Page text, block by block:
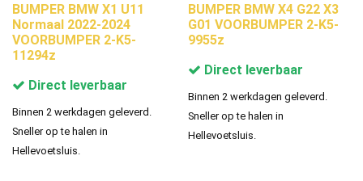
BUMPER BMW X1 U11
Normaal 2022-2024
VOORBUMPER 2-K5-
11294z
Direct leverbaar
Binnen 2 werkdagen geleverd.
Sneller op te halen in
Hellevoetsluis.
BUMPER BMW X4 G22 X3
G01 VOORBUMPER 2-K5-
9955z
Direct leverbaar
Binnen 2 werkdagen geleverd.
Sneller op te halen in
Hellevoetsluis.